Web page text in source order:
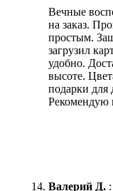
Вечные
на заказ.
простым.
загрузил
удобно.
высоте.
подарки для
Рекомендую
Валерий Д. :